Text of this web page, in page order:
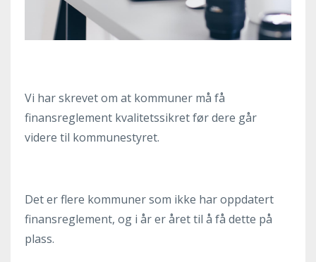
Vi har skrevet om at kommuner må få
finansreglement kvalitetssikret før dere går
videre til kommunestyret.
Det er flere kommuner som ikke har oppdatert
finansreglement, og i år er året til å få dette på
plass.